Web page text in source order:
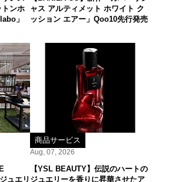
トンホ
」
ャス アルティメット ホワイト ク
ッション エアー」Qoo10先行発売
ュエリ
商品サービス
Aug, 07, 2026
【YSL BEAUTY】伝説のハートの
ジュエリーを香りに昇華させたア